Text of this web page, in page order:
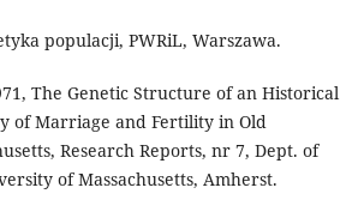
populacji, PWRiL, Warszawa.
The Genetic Structure of an Historical
of Marriage and Fertility in Old
Research Reports, nr 7, Dept. of
of Massachusetts, Amherst.